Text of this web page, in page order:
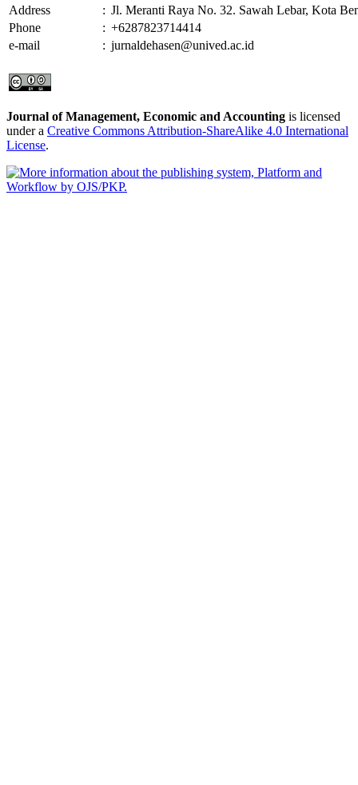
Address
: Jl. Meranti Raya No. 32. Sawah Lebar, Kota
Phone
: +6287823714414
e-mail
: jurnaldehasen@unived.ac.id
Journal of Management, Economic and Accounting is licensed
under a Creative Commons Attribution-ShareAlike 4.0 International
License.